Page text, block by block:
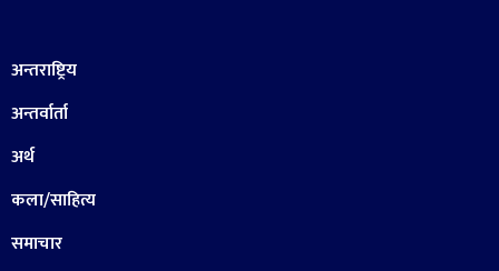
अन्तराष्ट्रिय
अन्तर्वार्ता
अर्थ
कला/साहित्य
समाचार